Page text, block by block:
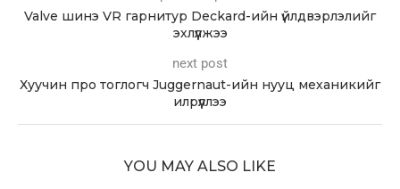
Valve шинэ VR гарнитур Deckard-ийн үйлдвэрлэлийг
эхлүүлжээ
next post
Хуучин про тоглогч Juggernaut-ийн нууц механикийг
илрүүллээ
YOU MAY ALSO LIKE